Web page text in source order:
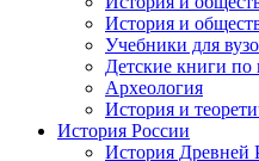
История и
Учебники для
Детские книги по
Археология
История и
История России
История Древней